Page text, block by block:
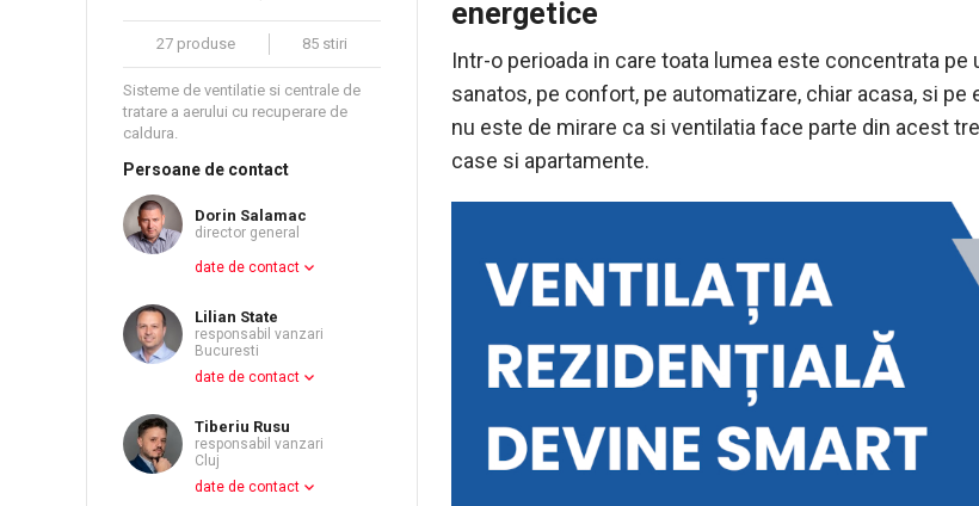
27 produse 85 stiri
Sisteme de ventilatie si centrale de
tratare a aerului cu recuperare de
caldura.
Persoane de contact
Dorin Salamac
director general
date de contact
Lilian State
responsabil vanzari
Bucuresti
date de contact
Tiberiu Rusu
responsabil vanzari
Cluj
date de contact
energetice
Intr-o perioada in care toata lumea este concentrata pe
sanatos, pe confort, pe automatizare, chiar acasa, si pe
nu este de mirare ca si ventilatia face parte din acest
case si apartamente.